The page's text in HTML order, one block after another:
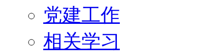
党建工作
相关学习